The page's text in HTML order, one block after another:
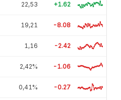
22,53 +1.62
19,21 -8.08
1,16 -2.42
2,42% -1.06
0,41% -0.27